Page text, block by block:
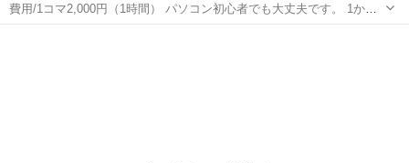
費用/1コマ2,000円（1時間） パソコン初心者でも大丈夫です。 1から
作成方法を教えていきます。 作成しやすいように他の園だよりやフレ